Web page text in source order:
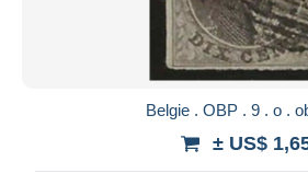
Belgie . OBP . 9 . o .
± US$